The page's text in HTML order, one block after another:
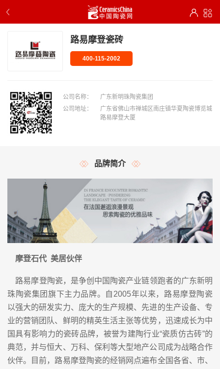
路易摩登瓷砖
400-115-2002
公司名称：
广东新明珠陶瓷集团
公司地址：
广东省佛山市禅城区南庄镇华夏陶瓷博览城
路易摩登大厦
品牌简介
摩登石代 美居伙伴
路易摩登陶瓷，是争创中国陶瓷产业链领跑者的广东新明
珠陶瓷集团旗下主力品牌。自2005年以来，路易摩登陶瓷
以强大的研发实力、庞大的生产规模、先进的生产设备、专
业的营销团队、鲜明的精英生活主张等优势，迅速成长为中
国具有影响力的瓷砖品牌，被誉为建陶行业“瓷质仿古砖”的
典范，并与恒大、万科、保利等大型地产公司成为战略合作
伙伴。目前，路易摩登陶瓷的经销网点遍布全国各省、市、